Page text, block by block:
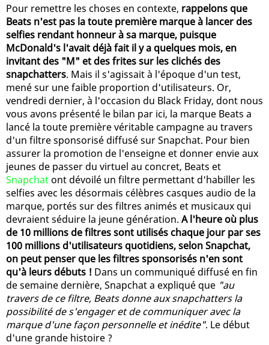
Pour remettre les choses en contexte, rappelons que
Beats n'est pas la toute première marque à lancer des
selfies rendant honneur à sa marque, puisque
McDonald's l'avait déjà fait il y a quelques mois, en
invitant des "M" et des frites sur les clichés des
snapchatters. Mais il s'agissait à l'époque d'un test,
mené sur une faible proportion d'utilisateurs. Or,
vendredi dernier, à l'occasion du Black Friday, dont nous
vous avons présenté le bilan par ici, la marque Beats a
lancé la toute première véritable campagne au travers
d'un filtre sponsorisé diffusé sur Snapchat. Pour bien
assurer la promotion de l'enseigne et donner envie aux
jeunes de passer du virtuel au concret, Beats et
Snapchat ont dévoilé un filtre permettant d'habiller les
selfies avec les désormais célèbres casques audio de la
marque, portés sur des filtres animés et musicaux qui
devraient séduire la jeune génération. A l'heure où plus
de 10 millions de filtres sont utilisés chaque jour par ses
100 millions d'utilisateurs quotidiens, selon Snapchat,
on peut penser que les filtres sponsorisés n'en sont
qu'à leurs débuts ! Dans un communiqué diffusé en fin
de semaine dernière, Snapchat a expliqué que "au
travers de ce filtre, Beats donne aux snapchatters la
possibilité de s'engager et de communiquer avec la
marque d'une façon personnelle et inédite". Le début
d'une grande histoire ?